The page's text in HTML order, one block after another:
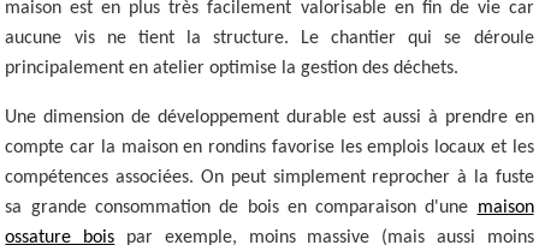
maison est en plus très facilement valorisable en fin de vie car
aucune vis ne tient la structure. Le chantier qui se déroule
principalement en atelier optimise la gestion des déchets.
Une dimension de développement durable est aussi à prendre en
compte car la maison en rondins favorise les emplois locaux et les
compétences associées. On peut simplement reprocher à la fuste
sa grande consommation de bois en comparaison d'une maison
ossature bois par exemple, moins massive (mais aussi moins